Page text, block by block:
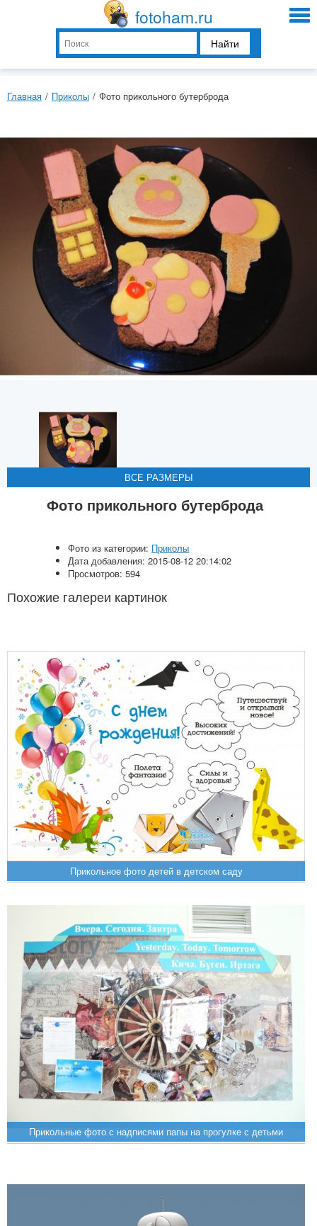
fotoham.ru
Найти
Главная / Приколы / Фото прикольного бутерброда
ВСЕ РАЗМЕРЫ
ВСЕ РАЗМЕРЫ
ВСЕ РАЗМЕРЫ
ВСЕ РАЗМЕРЫ
Фото прикольного бутерброда
Фото из категории: Приколы
Дата добавления: 2015-08-12 20:14:02
Просмотров: 594
Похожие галереи картинок
Прикольное фото детей в детском саду
Прикольные фото с надписями папы на прогулке с детьми